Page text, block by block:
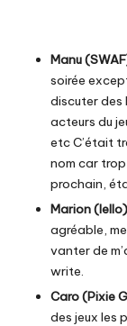
Manu
soirée
discuter des
acteurs du
etc C’était
nom car
prochain,
Marion (Iello)
agréable,
vanter de
write.
Caro (Pixie
des jeux les